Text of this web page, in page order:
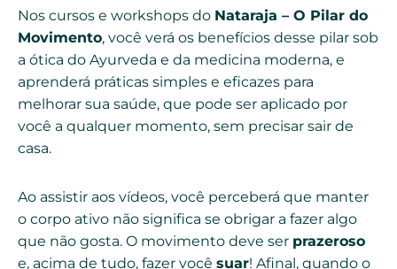
Nos cursos e workshops do Nataraja – O Pilar do
Movimento, você verá os benefícios desse pilar sob
a ótica do Ayurveda e da medicina moderna, e
aprenderá práticas simples e eficazes para
melhorar sua saúde, que pode ser aplicado por
você a qualquer momento, sem precisar sair de
casa.
Ao assistir aos vídeos, você perceberá que manter
o corpo ativo não significa se obrigar a fazer algo
que não gosta. O movimento deve ser prazeroso
e, acima de tudo, fazer você suar! Afinal, quando o